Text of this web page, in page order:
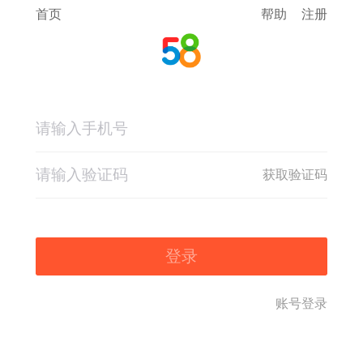
首页 帮助 注册
获取验证码
登录
账号登录